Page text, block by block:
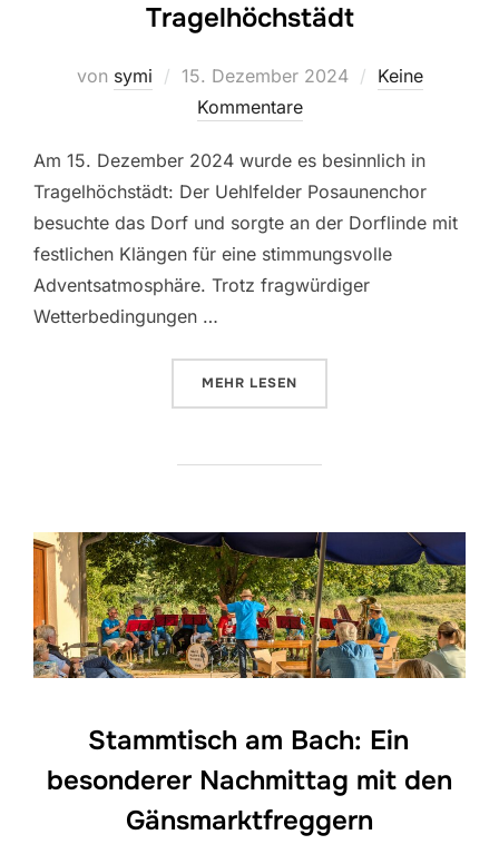
Tragelhöchstädt
von symi
Veröffentlicht
am
15. Dezember 2024
Keine
Kommentare
Am 15. Dezember 2024 wurde es besinnlich in
Tragelhöchstädt: Der Uehlfelder Posaunenchor
besuchte das Dorf und sorgte an der Dorflinde mit
festlichen Klängen für eine stimmungsvolle
Adventsatmosphäre. Trotz fragwürdiger
Wetterbedingungen …
MEHR ÜBER „ADVENTLICHE KLÄNGE
LESEN
Stammtisch am Bach: Ein
besonderer Nachmittag mit den
Gänsmarktfreggern